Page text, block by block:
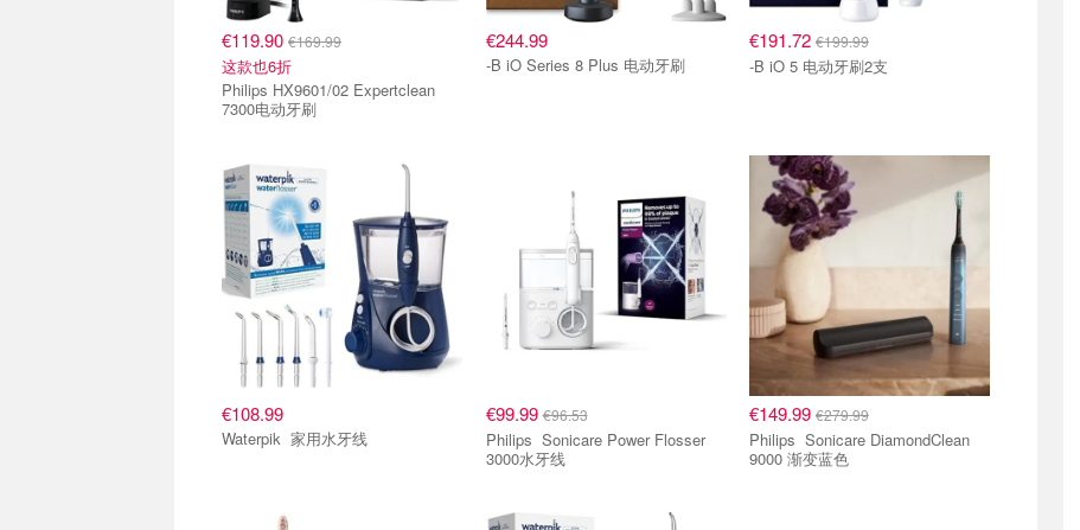
€119.90 €169.99
这款也6折
Philips HX9601/02 Expertclean
7300电动牙刷
€244.99
-B iO Series 8 Plus 电动牙刷
€191.72 €199.99
-B iO 5 电动牙刷2支
€108.99
Waterpik 家用水牙线
€99.99€96.53
Philips Sonicare Power Flosser
3000水牙线
€149.99 €279.99
Philips Sonicare DiamondClean
9000 渐变蓝色